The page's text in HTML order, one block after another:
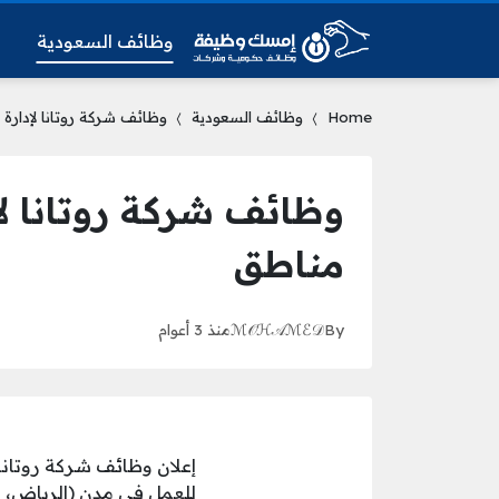
وظائف السعودية
Home وظائف السعودية وظائف شركة روتانا
وظائف شركة روتانا
مناطق
By
ℳ𝒪ℋ𝒜ℳℰ𝒟منذ 3 أعوام
إعلان وظائف شركة روتانا
للعمل في مدن (الرياض،